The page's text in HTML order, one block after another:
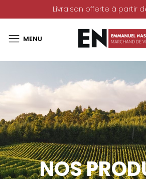
Livraison offerte à partir
NOS